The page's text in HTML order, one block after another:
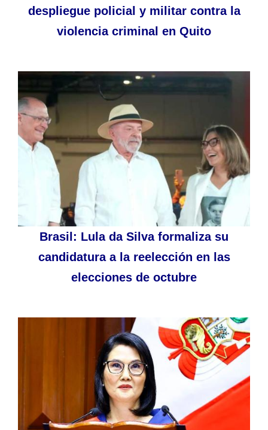
despliegue policial y militar contra la
violencia criminal en Quito
Brasil: Lula da Silva formaliza su
candidatura a la reelección en las
elecciones de octubre